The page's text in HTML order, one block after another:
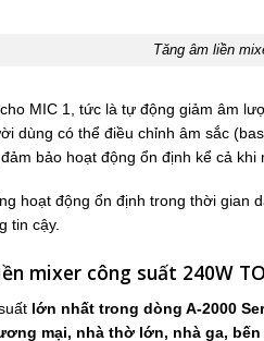
Tăng âm liền
MIC 1, tức là tự động giảm âm
dùng có thể điều chỉnh âm sắc
bảo hoạt động ổn định kể cả khi
hoạt động ổn định trong thời
tin cậy.
mixer công suất 240W
lớn nhất trong dòng A-2000
mại, nhà thờ lớn, nhà ga,